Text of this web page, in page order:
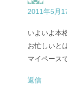
2011年5月
いよいよ本
お忙しいと
マイペース
返信